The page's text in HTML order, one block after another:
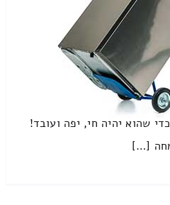
שהוא יהיה חי, יפה ועובד!
[…]